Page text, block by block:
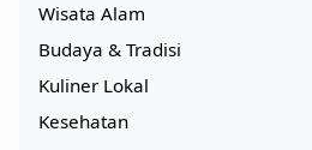
Wisata Alam
Budaya & Tradisi
Kuliner Lokal
Kesehatan